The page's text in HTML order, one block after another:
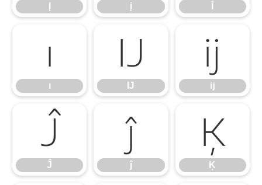
į
ı
ı
Ĳ
Ĳ
ĳ
ĳ
Ĵ
Ĵ
ĵ
ĵ
Ķ
Ķ